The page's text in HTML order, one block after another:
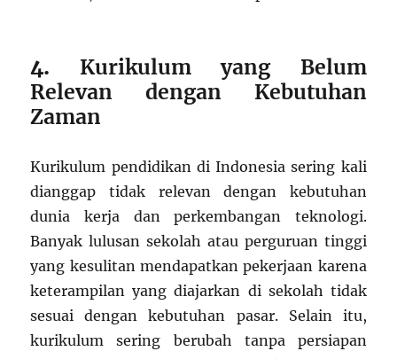
4. Kurikulum yang Belum
Relevan dengan Kebutuhan
Zaman
Kurikulum pendidikan di Indonesia sering kali
dianggap tidak relevan dengan kebutuhan
dunia kerja dan perkembangan teknologi.
Banyak lulusan sekolah atau perguruan tinggi
yang kesulitan mendapatkan pekerjaan karena
keterampilan yang diajarkan di sekolah tidak
sesuai dengan kebutuhan pasar. Selain itu,
kurikulum sering berubah tanpa persiapan